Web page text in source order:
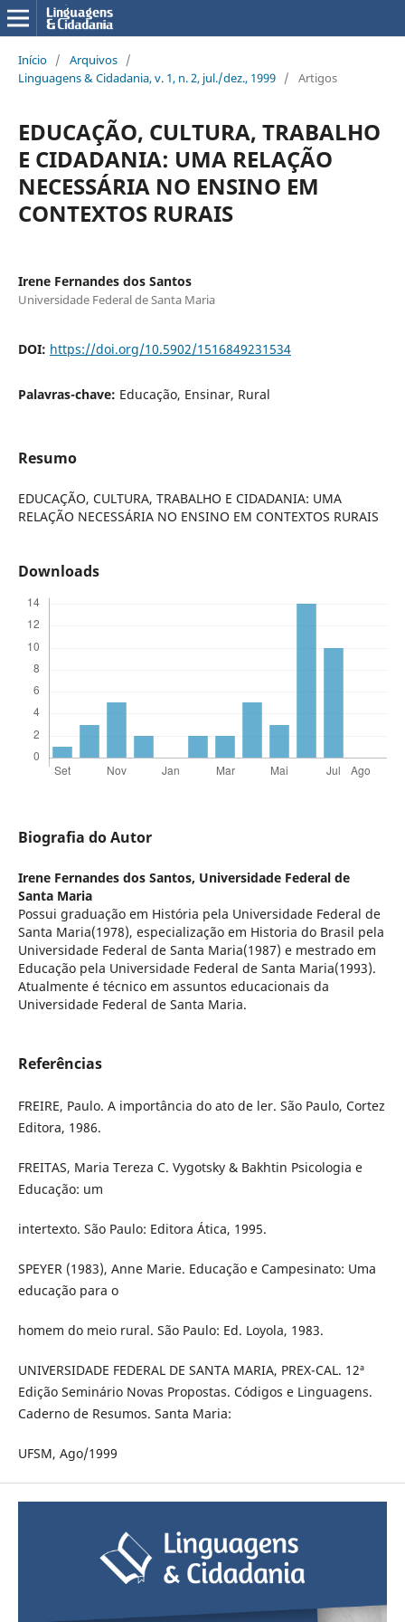
Início / Arquivos /
Linguagens & Cidadania, v. 1, n. 2, jul./dez., 1999 / Artigos
EDUCAÇÃO, CULTURA, TRABALHO
E CIDADANIA: UMA RELAÇÃO
NECESSÁRIA NO ENSINO EM
CONTEXTOS RURAIS
Irene Fernandes dos Santos
Universidade Federal de Santa Maria
DOI: https://doi.org/10.5902/1516849231534
Palavras-chave: Educação, Ensinar, Rural
Resumo
EDUCAÇÃO, CULTURA, TRABALHO E CIDADANIA: UMA
RELAÇÃO NECESSÁRIA NO ENSINO EM CONTEXTOS RURAIS
Downloads
Biografia do Autor
Irene Fernandes dos Santos, Universidade Federal de
Santa Maria
Possui graduação em História pela Universidade Federal de
Santa Maria(1978), especialização em Historia do Brasil pela
Universidade Federal de Santa Maria(1987) e mestrado em
Educação pela Universidade Federal de Santa Maria(1993).
Atualmente é técnico em assuntos educacionais da
Universidade Federal de Santa Maria.
Referências
FREIRE, Paulo. A importância do ato de ler. São Paulo, Cortez
Editora, 1986.
FREITAS, Maria Tereza C. Vygotsky & Bakhtin Psicologia e
Educação: um
intertexto. São Paulo: Editora Ática, 1995.
SPEYER (1983), Anne Marie. Educação e Campesinato: Uma
educação para o
homem do meio rural. São Paulo: Ed. Loyola, 1983.
UNIVERSIDADE FEDERAL DE SANTA MARIA, PREX-CAL. 12ª
Edição Seminário Novas Propostas. Códigos e Linguagens.
Caderno de Resumos. Santa Maria:
UFSM, Ago/1999